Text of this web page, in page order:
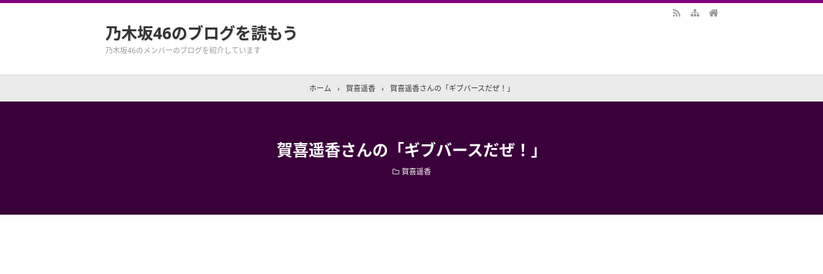
乃木坂46のブログを読もう
乃木坂46のメンバーのブログを紹介しています
ホーム › 賀喜遥香 › 賀喜遥香さんの「ギブバースだぜ！」
賀喜遥香さんの「ギブバースだぜ！」
賀喜遥香